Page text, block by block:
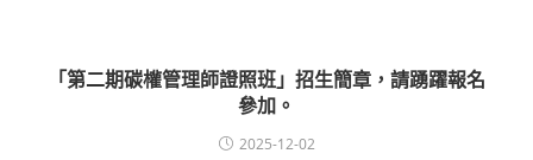
「第二期碳權管理師證照班」招生簡章，請踴躍報名
參加。
2025-12-02